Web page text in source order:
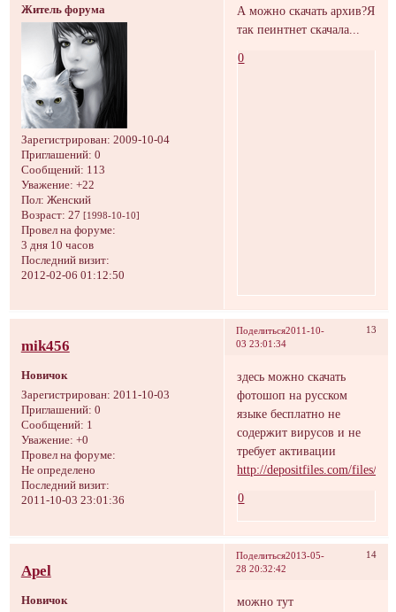
Житель форума
Зарегистрирован: 2009-10-04
Приглашений: 0
Сообщений: 113
Уважение: +22
Пол: Женский
Возраст: 27 [1998-10-10]
Провел на форуме:
3 дня 10 часов
Последний визит:
2012-02-06 01:12:50
А можно скачать архив?Я
так пеинтнет скачала...
0
Поделиться 13
2011-10-
03 23:01:34
mik456
Новичок
Зарегистрирован: 2011-10-03
Приглашений: 0
Сообщений: 1
Уважение: +0
Провел на форуме:
Не определено
Последний визит:
2011-10-03 23:01:36
здесь можно скачать
фотошоп на русском
языке бесплатно не
содержит вирусов и не
требует активации
http://depositfiles.com/files/
0
Поделиться 14
2013-05-
28 20:32:42
Apel
Новичок
можно тут